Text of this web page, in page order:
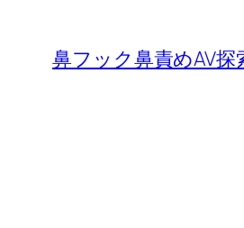
鼻フック鼻責めAV探